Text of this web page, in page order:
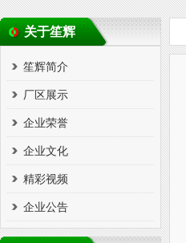
关于笙辉
笙辉简介
厂区展示
企业荣誉
企业文化
精彩视频
企业公告